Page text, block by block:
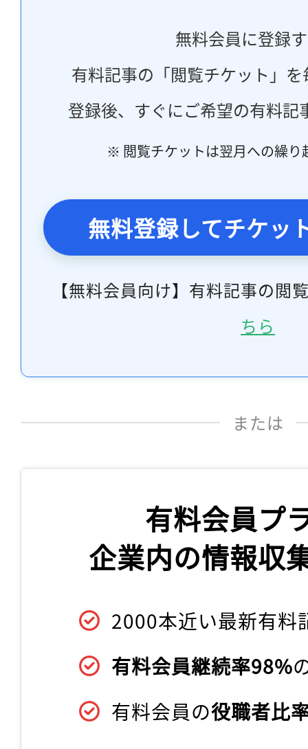
無料会員に登録
有料記事の「閲覧チケット」
登録後、すぐにご希望の有料記
※ 閲覧チケットは翌月への繰り
無料登録してチケッ
【無料会員向け】有料記事の閲
ちら
または
有料会員プ
企業内の情報収
2000本近い最新有料
有料会員継続率98%
有料会員の役職者比